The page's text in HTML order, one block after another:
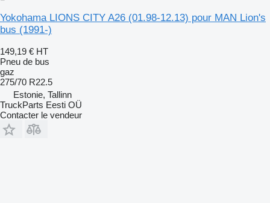
Yokohama LIONS CITY A26 (01.98-12.13) pour MAN Lion's
bus (1991-)
149,19 € HT
Pneu de bus
gaz
275/70 R22.5
Estonie, Tallinn
TruckParts Eesti OÜ
Contacter le vendeur